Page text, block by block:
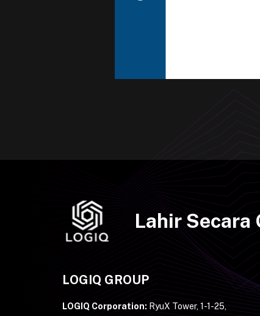
Lahir Secara
LOGIQ GROUP
LOGIQ Corporation: RyuX Tower, 1-1-25,